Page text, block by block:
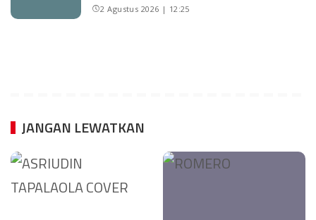
2 Agustus 2026 | 12:25
JANGAN LEWATKAN